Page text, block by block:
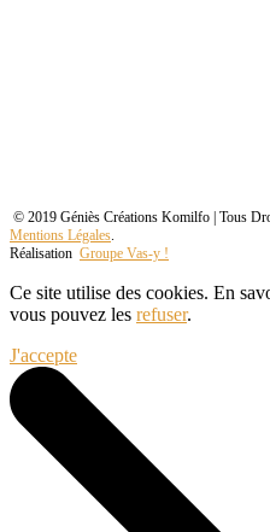
© 2019 Géniès Créations Komilfo | Tous
Mentions Légales
Réalisation Groupe Vas-y !
Ce site utilise des cookies. En
vous pouvez les refuser.
J'accepte